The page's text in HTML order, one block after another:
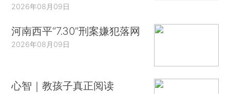
2026年08月09日
河南西平“7.30”刑案嫌犯落网
2026年08月09日
心智｜教孩子真正阅读